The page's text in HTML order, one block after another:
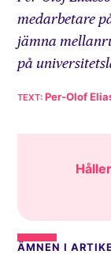
medarbetare
jämna
på
Per-Olof
ÄMNEN I